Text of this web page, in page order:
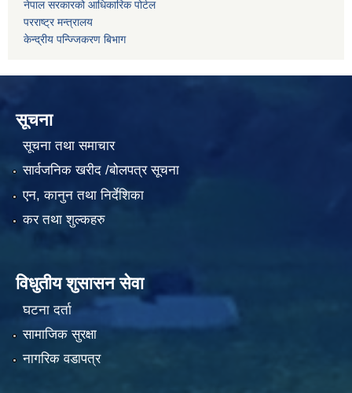
नेपाल सरकारको आधिकारिक पोर्टल
परराष्ट्र मन्त्रालय
केन्द्रीय पन्ज्जिकरण बिभाग
सूचना
सूचना तथा समाचार
सार्वजनिक खरीद /बोलपत्र सूचना
एन, कानुन तथा निर्देशिका
कर तथा शुल्कहरु
विधुतीय शुसासन सेवा
घटना दर्ता
सामाजिक सुरक्षा
नागरिक वडापत्र